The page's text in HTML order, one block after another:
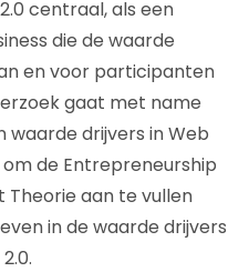
centraal, als een
die de waarde
en voor participanten
gaat met name
drijvers in Web
de Entrepreneurship
aan te vullen
in de waarde drijvers